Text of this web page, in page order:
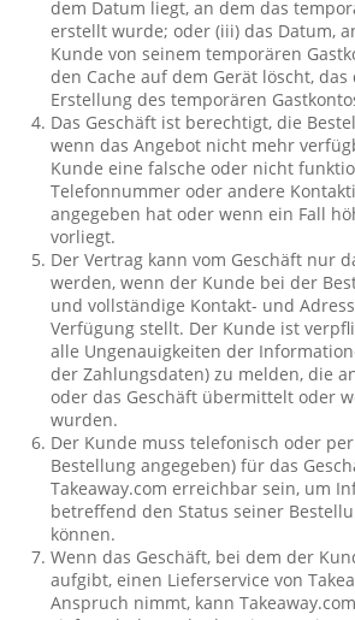
dem Datum liegt, an dem das
erstellt wurde; oder (iii) das Datum,
Kunde von seinem temporären
den Cache auf dem Gerät löscht,
Erstellung des temporären
Das Geschäft ist berechtigt, die
wenn das Angebot nicht mehr
Kunde eine falsche oder nicht
Telefonnummer oder andere
angegeben hat oder wenn ein Fall
vorliegt.
Der Vertrag kann vom Geschäft nur
werden, wenn der Kunde bei der
und vollständige Kontakt- und
Verfügung stellt. Der Kunde ist
alle Ungenauigkeiten der
der Zahlungsdaten) zu melden, die
oder das Geschäft übermittelt oder
wurden.
Der Kunde muss telefonisch oder
Bestellung angegeben) für das
Takeaway.com erreichbar sein, um
betreffend den Status seiner
können.
Wenn das Geschäft, bei dem der
aufgibt, einen Lieferservice von
Anspruch nimmt, kann